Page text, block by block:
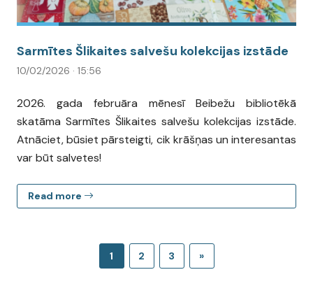
Sarmītes Šlikaites salvešu kolekcijas izstāde
10/02/2026 · 15:56
2026. gada februāra mēnesī Beibežu bibliotēkā
skatāma Sarmītes Šlikaites salvešu kolekcijas izstāde.
Atnāciet, būsiet pārsteigti, cik krāšņas un interesantas
var būt salvetes!
Read more
1 2 3 »